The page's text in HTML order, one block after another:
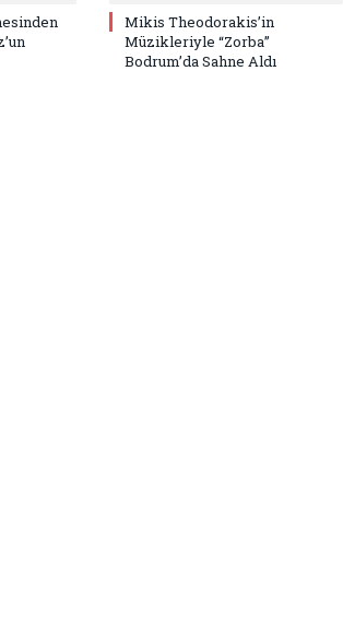
Mikis Theodorakis’in
Müzikleriyle “Zorba”
Bodrum’da Sahne Aldı